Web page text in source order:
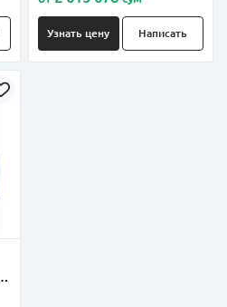
Узнать цену Написать